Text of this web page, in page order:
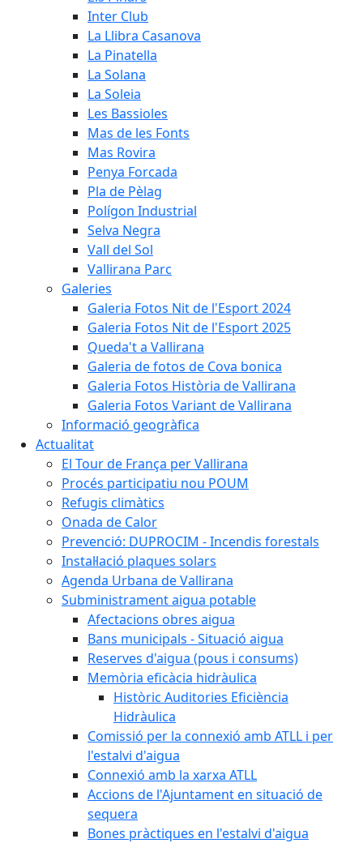
Inter Club
La Llibra Casanova
La Pinatella
La Solana
La Soleia
Les Bassioles
Mas de les Fonts
Mas Rovira
Penya Forcada
Pla de Pèlag
Polígon Industrial
Selva Negra
Vall del Sol
Vallirana Parc
Galeries
Galeria Fotos Nit de l'Esport 2024
Galeria Fotos Nit de l'Esport 2025
Queda't a Vallirana
Galeria de fotos de Cova bonica
Galeria Fotos Història de Vallirana
Galeria Fotos Variant de Vallirana
Informació geogràfica
Actualitat
El Tour de França per Vallirana
Procés participatiu nou POUM
Refugis climàtics
Onada de Calor
Prevenció: DUPROCIM - Incendis forestals
Instal·lació plaques solars
Agenda Urbana de Vallirana
Subministrament aigua potable
Afectacions obres aigua
Bans municipals - Situació aigua
Reserves d'aigua (pous i consums)
Memòria eficàcia hidràulica
Històric Auditories Eficiència
Hidràulica
Comissió per la connexió amb ATLL i per
l'estalvi d'aigua
Connexió amb la xarxa ATLL
Accions de l'Ajuntament en situació de
sequera
Bones pràctiques en l'estalvi d'aigua